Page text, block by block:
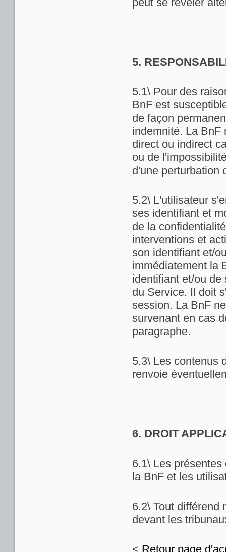
5.
5.1\ Pour des
BnF est
de façon
indemnité. La BnF
direct ou indirect
ou de
d'une perturbation
5.2\ L'utilisateur
ses identifiant et
de la
interventions et
son identifiant et/
immédiatement la
identifiant et/ou
du Service. Il doit
session. La BnF
survenant en cas
paragraphe.
5.3\ Les contenus
renvoie
6. DROIT
6.1\ Les
la BnF et les
6.2\ Tout différend
devant les
< Retour page